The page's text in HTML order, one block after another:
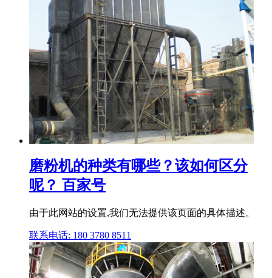
磨粉机的种类有哪些？该如何区分
呢？ 百家号
由于此网站的设置,我们无法提供该页面的具体描述。
联系电话: 180 3780 8511